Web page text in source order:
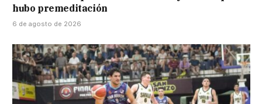
hubo premeditación
6 de agosto de 2026